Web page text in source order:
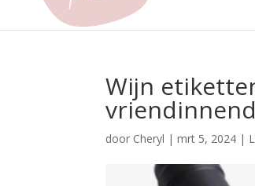
Wijn
door Cheryl |mrt 5, 2024 |